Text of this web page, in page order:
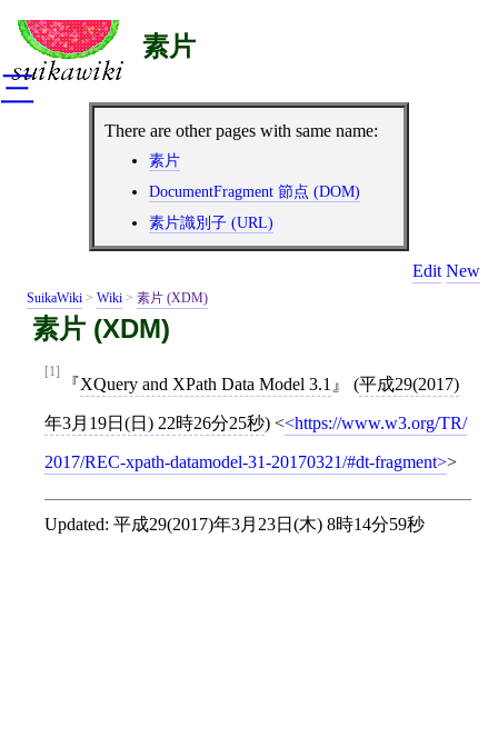
素片
There are other pages with same name:
素片
DocumentFragment 節点 (DOM)
素片識別子 (URL)
Edit New
SuikaWiki > Wiki > 素片 (XDM)
素片 (XDM)
[1]
XQuery and XPath Data Model 3.1 (平成29(2017)
年3月19日(日) 22時26分25秒) < https://www.w3.org/TR/
2017/REC-xpath-datamodel-31-20170321/#dt-fragment >
Updated: 平成29(2017)年3月23日(木) 8時14分59秒
三